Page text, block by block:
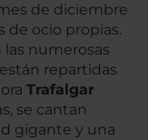
de diciembre
de ocio propias.
las numerosas
repartidas
Trafalgar
se cantan
gigante y una